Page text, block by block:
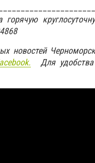
новостей
Для удобства